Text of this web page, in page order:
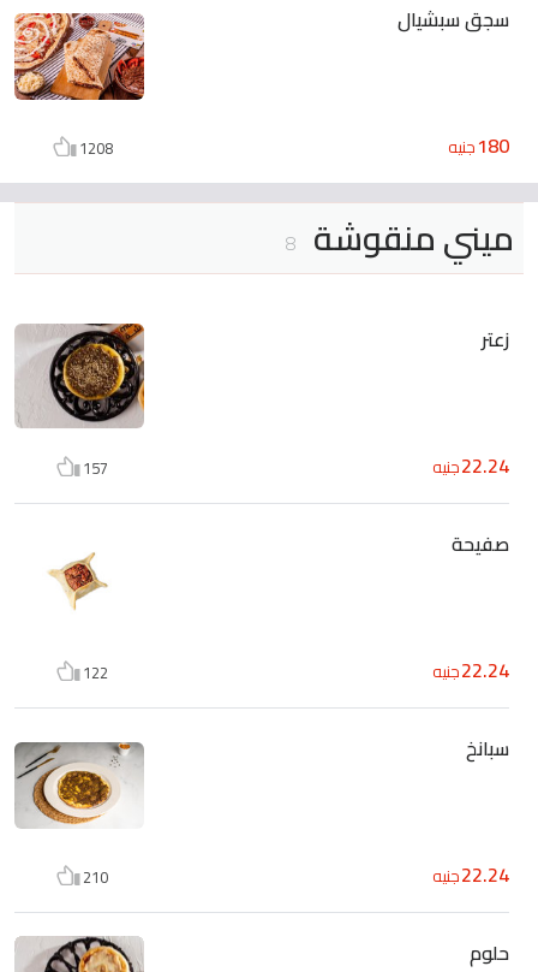
سجق سبشيال
180جنيه 1208
ميني منقوشة 8
زعتر
22.24جنيه 157
صفيحة
22.24جنيه 122
سبانخ
22.24جنيه 210
حلوم